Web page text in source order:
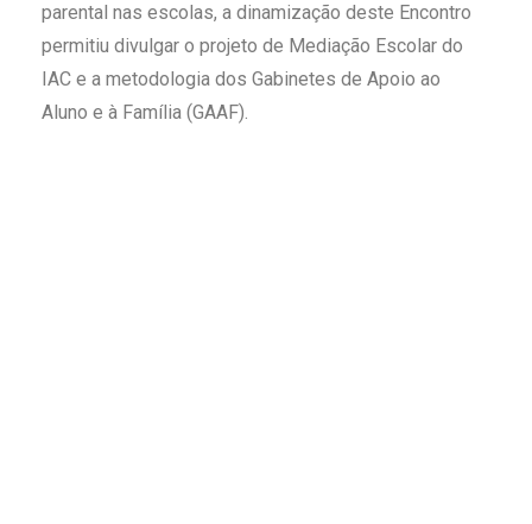
parental nas escolas, a dinamização deste Encontro
permitiu divulgar o projeto de Mediação Escolar do
IAC e a metodologia dos Gabinetes de Apoio ao
Aluno e à Família (GAAF).⠀